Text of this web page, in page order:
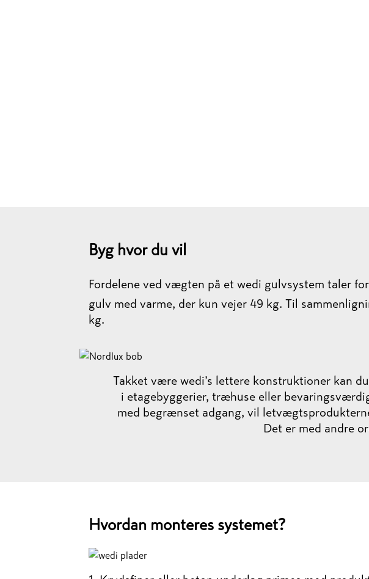
Byg hvor du vil
Fordelene ved vægten på et wedi gulvsystem taler
gulv med varme, der kun vejer 49 kg. Til
kg.
Takket være wedi’s lettere konstruktioner kan
i etagebyggerier, træhuse eller
med begrænset adgang, vil
Det er med andre
Hvordan monteres systemet?